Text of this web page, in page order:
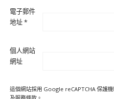
電子郵件
地址*
個人網站
網址
這個網站採用 Google reCAPTCHA 保護